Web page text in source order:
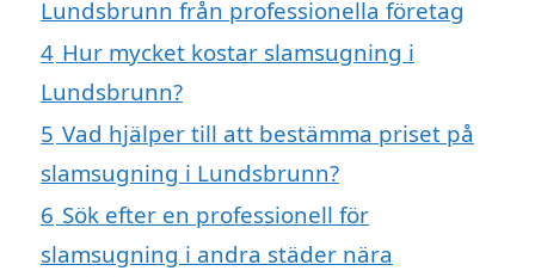
Lundsbrunn från professionella företag
4 Hur mycket kostar slamsugning i
Lundsbrunn?
5 Vad hjälper till att bestämma priset på
slamsugning i Lundsbrunn?
6 Sök efter en professionell för
slamsugning i andra städer nära